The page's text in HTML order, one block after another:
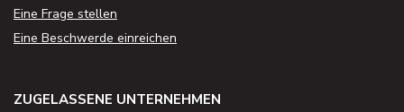
Eine Frage stellen
Eine Beschwerde einreichen
ZUGELASSENE UNTERNEHMEN